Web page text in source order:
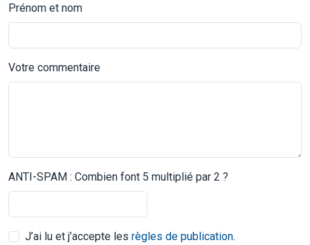
Prénom et nom
Votre commentaire
ANTI-SPAM : Combien font 5 multiplié par 2 ?
J’ai lu et j’accepte les règles de publication.